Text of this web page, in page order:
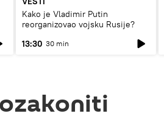
Kako je Vladimir Putin
reorganizovao vojsku Rusije?
13:30 30 min